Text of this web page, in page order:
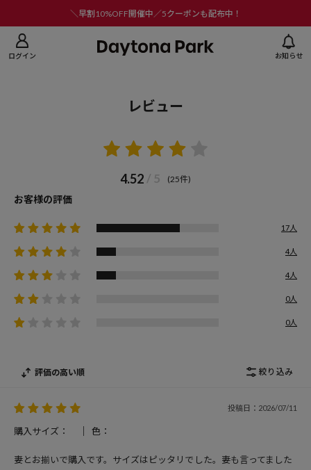
＼早割10%OFF開催中／5クーポンも配布中！
ログイン お知らせ
レビュー
4.52 / 5 (25件)
お客様の評価
17人
4人
4人
0人
0人
評価の高い順 絞り込み
投稿日：2026/07/11
購入サイズ： 色：
妻とお揃いで購入です。サイズはピッタリでした。妻も言ってました